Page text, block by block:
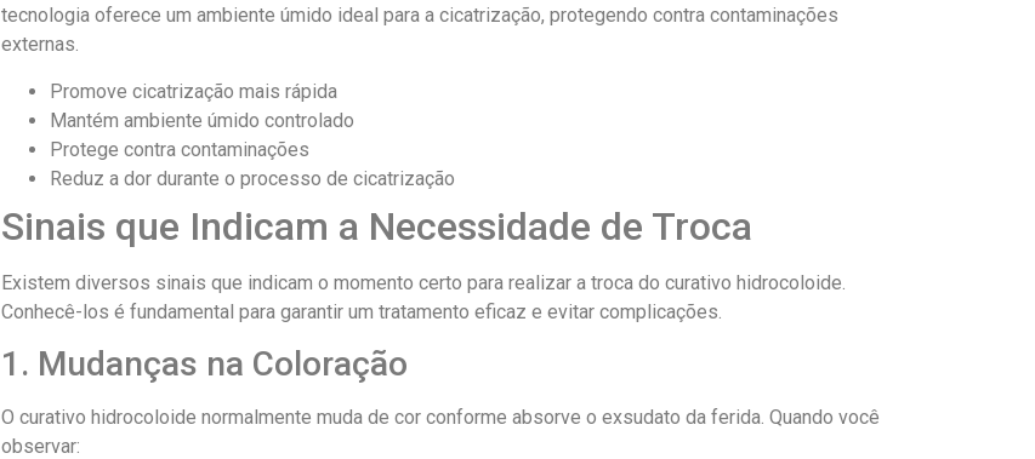
tecnologia oferece um ambiente úmido ideal para a cicatrização, protegendo contra contaminações
externas.
Promove cicatrização mais rápida
Mantém ambiente úmido controlado
Protege contra contaminações
Reduz a dor durante o processo de cicatrização
Sinais que Indicam a Necessidade de Troca
Existem diversos sinais que indicam o momento certo para realizar a troca do curativo hidrocoloide.
Conhecê-los é fundamental para garantir um tratamento eficaz e evitar complicações.
1. Mudanças na Coloração
O curativo hidrocoloide normalmente muda de cor conforme absorve o exsudato da ferida. Quando você
observar: